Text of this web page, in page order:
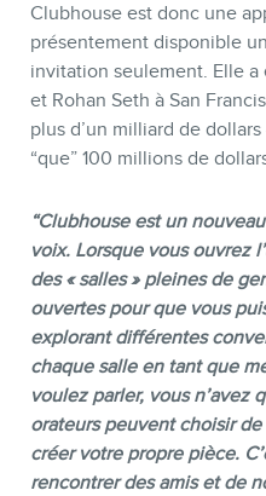
Clubhouse est donc une
présentement disponible
invitation seulement. Elle a
et Rohan Seth à San
plus d’un milliard de
“que” 100 millions de
“Clubhouse est un
voix. Lorsque vous ouvrez
des « salles » pleines de
ouvertes pour que vous
explorant différentes
chaque salle en tant que
voulez parler, vous n’avez
orateurs peuvent choisir
créer votre propre pièce.
rencontrer des amis et de